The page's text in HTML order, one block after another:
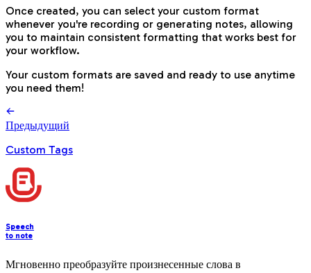
Once created, you can select your custom format
whenever you're recording or generating notes, allowing
you to maintain consistent formatting that works best for
your workflow.
Your custom formats are saved and ready to use anytime
you need them!
Предыдущий
Custom Tags
Speech
to note
Мгновенно преобразуйте произнесенные слова в